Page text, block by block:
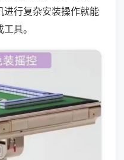
进行复杂安装操作就能
具。